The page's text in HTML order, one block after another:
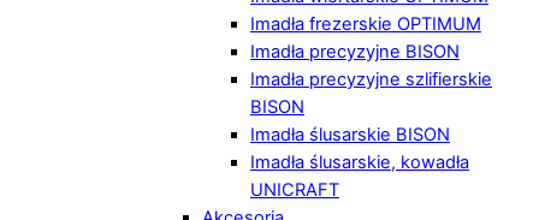
Imadła frezerskie OPTIMUM
Imadła precyzyjne BISON
Imadła precyzyjne szlifierskie
BISON
Imadła ślusarskie BISON
Imadła ślusarskie, kowadła
UNICRAFT